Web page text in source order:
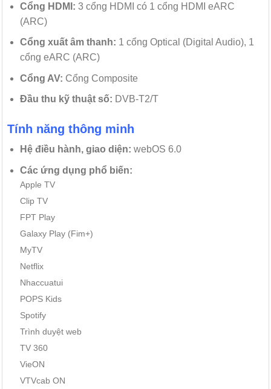
Cổng HDMI: 3 cổng HDMI có 1 cổng HDMI eARC
(ARC)
Cổng xuất âm thanh: 1 cổng Optical (Digital Audio), 1
cổng eARC (ARC)
Cổng AV: Cổng Composite
Đầu thu kỹ thuật số: DVB-T2/T
Tính năng thông minh
Hệ điều hành, giao diện: webOS 6.0
Các ứng dụng phổ biến:
Apple TV
Clip TV
FPT Play
Galaxy Play (Fim+)
MyTV
Netflix
Nhaccuatui
POPS Kids
Spotify
Trình duyệt web
TV 360
VieON
VTVcab ON